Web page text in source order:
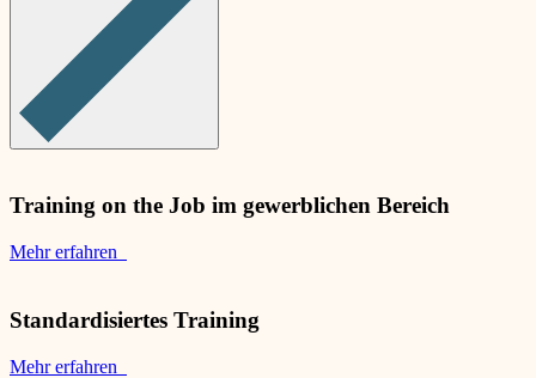
Training on the Job im gewerblichen Bereich
Mehr erfahren
Standardisiertes Training
Mehr erfahren